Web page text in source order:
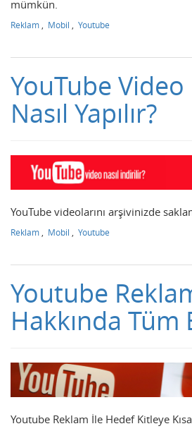
mümkün.
Reklam Mobil
Youtube
YouTube
Nasıl Yapılır?
YouTube videolarını arşivinizde
Reklam Mobil
Youtube
Youtube
Hakkında Tüm
Youtube Reklam İle Hedef Kitleye